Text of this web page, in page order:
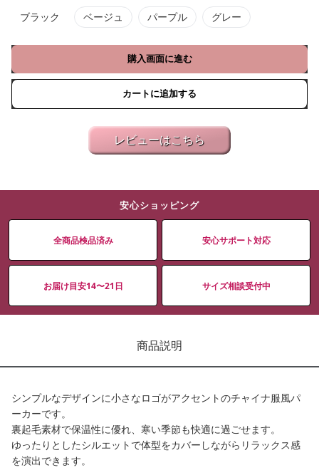
ブラック ベージュ パープル グレー
購入画面に進む
カートに追加する
レビューはこちら
安心ショッピング
全商品検品済み 安心サポート対応
お届け目安14〜21日 サイズ相談受付中
商品説明
シンプルなデザインに小さなロゴがアクセントのチャイナ服風パ
ーカーです。
裏起毛素材で保温性に優れ、寒い季節も快適に過ごせます。
ゆったりとしたシルエットで体型をカバーしながらリラックス感
を演出できます。